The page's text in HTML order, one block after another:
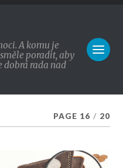
A komu je
poradit, aby
dobrá rada nad
PAGE 16 / 20